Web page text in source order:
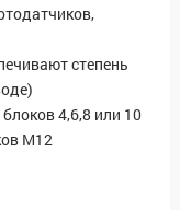
степень
4,6,8 или 10
М12